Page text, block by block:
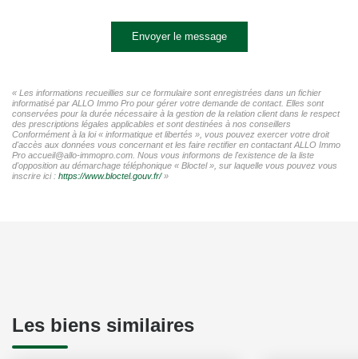
Envoyer le message
« Les informations recueillies sur ce formulaire sont enregistrées dans un fichier
informatisé par ALLO Immo Pro pour gérer votre demande de contact. Elles sont
conservées pour la durée nécessaire à la gestion de la relation client dans le respect
des prescriptions légales applicables et sont destinées à nos conseillers
Conformément à la loi « informatique et libertés », vous pouvez exercer votre droit
d'accès aux données vous concernant et les faire rectifier en contactant ALLO Immo
Pro accueil@allo-immopro.com. Nous vous informons de l'existence de la liste
d'opposition au démarchage téléphonique « Bloctel », sur laquelle vous pouvez vous
inscrire ici : https://www.bloctel.gouv.fr/»
Les biens similaires